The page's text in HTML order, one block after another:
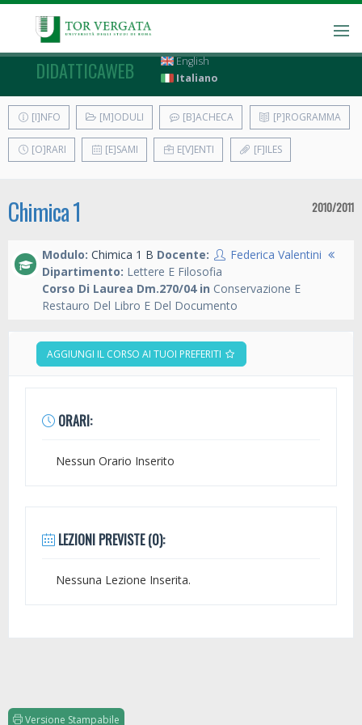
DIDATTICAWEB
English
Italiano
[I]NFO [M]ODULI [B]ACHECA [P]ROGRAMMA
[O]RARI [E]SAMI E[V]ENTI [F]ILES
Chimica 1 2010/2011
Modulo: Chimica 1 B Docente:
Federica Valentini
Dipartimento: Lettere E Filosofia
Corso Di Laurea Dm.270/04 in Conservazione E
Restauro Del Libro E Del Documento
AGGIUNGI IL CORSO AI TUOI PREFERITI
ORARI:
Nessun Orario Inserito
LEZIONI PREVISTE (0):
Nessuna Lezione Inserita.
Versione Stampabile